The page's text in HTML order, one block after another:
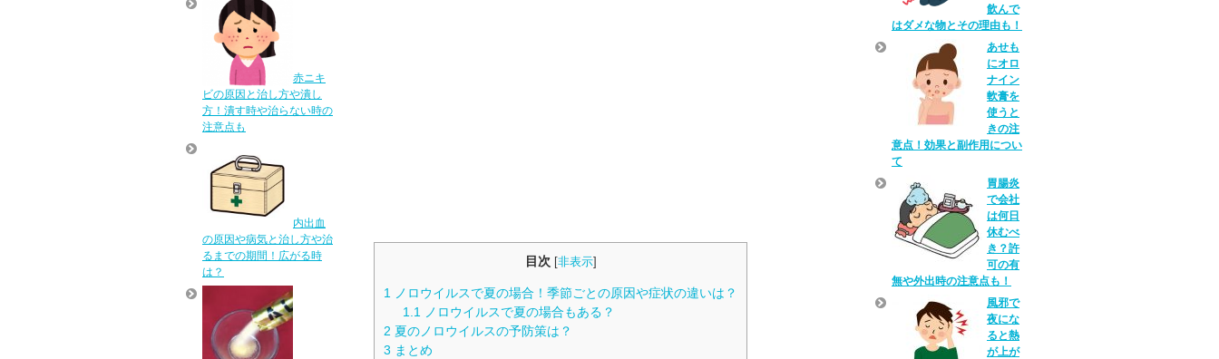
目次 [非表示]
1 ノロウイルスで夏の場合！季節ごとの原因や症状の違いは？
1.1 ノロウイルスで夏の場合もある？
2 夏のノロウイルスの予防策は？
3 まとめ
赤ニキ
ビの原因と治し方や潰し
方！潰す時や治らない時の
注意点も
内出血
の原因や病気と治し方や治
るまでの期間！広がる時
は？
飲んで
はダメな物とその理由も！
あせも
にオロ
ナイン
軟膏を
使うと
きの注
意点！効果と副作用につい
て
胃腸炎
で会社
は何日
休むべ
き？許
可の有
無や外出時の注意点も！
風邪で
夜にな
ると熱
が上が